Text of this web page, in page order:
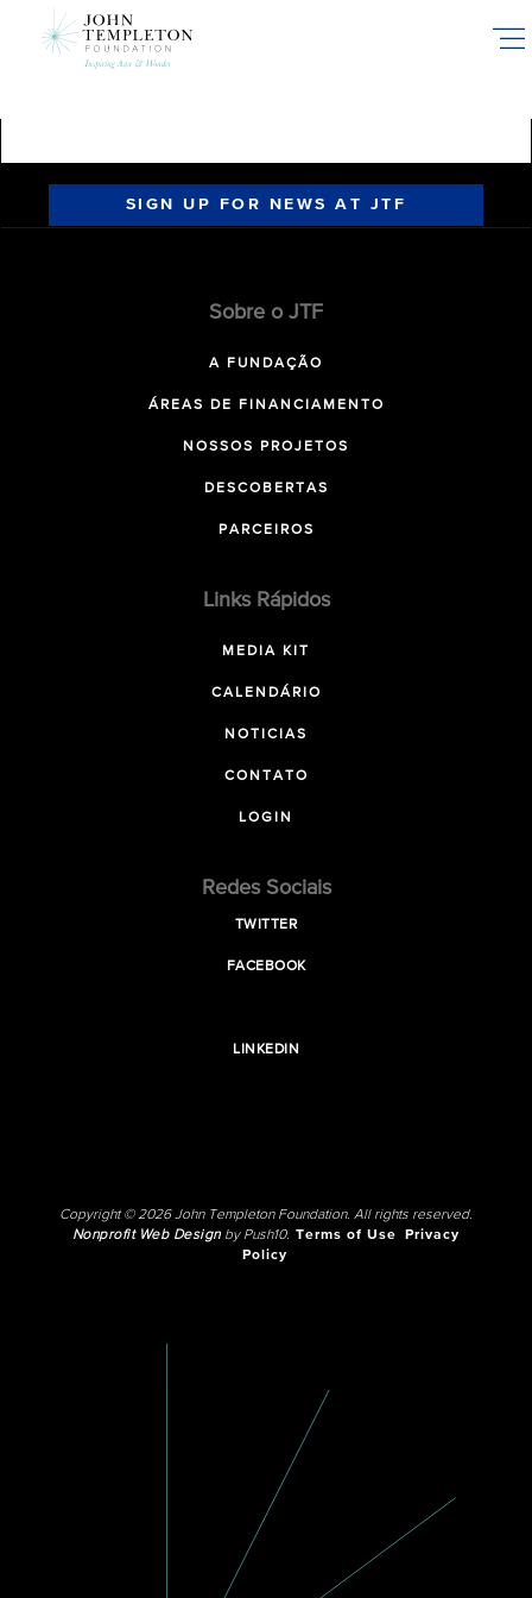
SIGN UP FOR NEWS AT JTF
Sobre o JTF
A FUNDAÇÃO
ÁREAS DE FINANCIAMENTO
NOSSOS PROJETOS
DESCOBERTAS
PARCEIROS
Links Rápidos
MEDIA KIT
CALENDÁRIO
NOTICIAS
CONTATO
LOGIN
Redes Sociais
TWITTER
FACEBOOK
LINKEDIN
Copyright © 2026 John Templeton Foundation. All rights reserved.
Nonprofit Web Designby Push10. Terms of Use
Privacy
Policy